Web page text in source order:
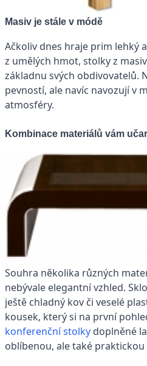
Masiv je stále v módě
Ačkoliv dnes hraje prim lehký
z umělých hmot, stolky z
základnu svých obdivovatelů.
pevností, ale navíc navozují v
atmosféry.
Kombinace materiálů vám
Souhra několika různých
nebývale elegantní vzhled.
ještě chladný kov či veselé
kousek, který si na první
konferenční stolky doplněné
oblíbenou, ale také